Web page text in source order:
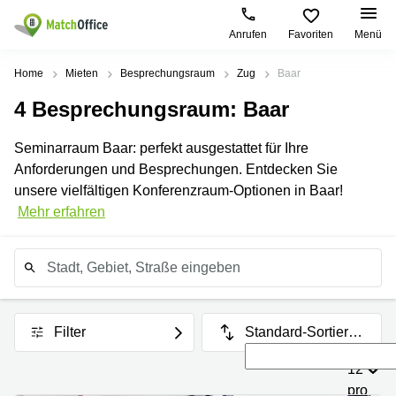
Anrufen Favoriten Menü
Mieten / Vermieten
Produktseiten
Büro
Business
Center
Virtuelle
Büros
Beliebte
Büro
mieten
mieten
Zug
Basel
Büro
Beliebte
Europaallee
41 Zürich
Bahnhofstrasse
Bahnhofplatz
1 Zürich
41 Zürich
Leutschenbachstrasse
Hilfe
Über uns
Büro vermieten
Sprache wählen
French
Home Mieten Besprechungsraum Zug Baar
4 Besprechungsraum: Baar
Seminarraum Baar: perfekt ausgestattet für Ihre
Anforderungen und Besprechungen. Entdecken Sie
unsere vielfältigen Konferenzraum-Optionen in Baar!
Mehr erfahren
12
pro
Filter
Standard-Sortierun